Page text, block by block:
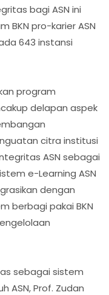
bagi ASN ini
BKN pro-karier ASN
643 instansi
program
delapan aspek
citra institusi
ASN sebagai
e-Learning ASN
dengan
berbagi pakai BKN
sebagai sistem
ASN, Prof. Zudan